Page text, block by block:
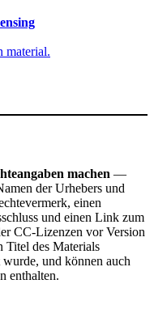
material.
machen —
der Urhebers und
einen
und einen Link zum
CC-Lizenzen vor Version
Titel des Materials
und können auch
enthalten.